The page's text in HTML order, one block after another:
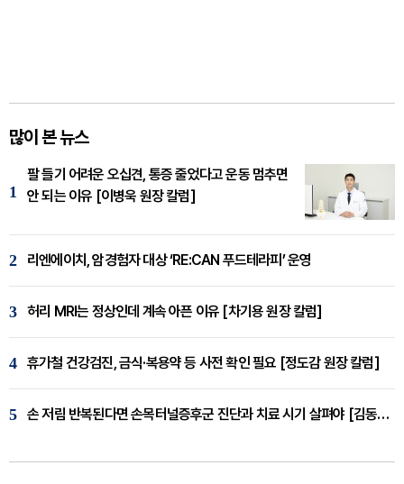
많이 본 뉴스
1
팔 들기 어려운 오십견, 통증 줄었다고 운동 멈추면
안 되는 이유 [이병욱 원장 칼럼]
2 리엔에이치, 암경험자 대상 ‘RE:CAN 푸드테라피’ 운영
3 허리 MRI는 정상인데 계속 아픈 이유 [차기용 원장 칼럼]
4 휴가철 건강검진, 금식·복용약 등 사전 확인 필요 [정도감 원장 칼럼]
5 손 저림 반복된다면 손목터널증후군 진단과 치료 시기 살펴야 [김동현 원장 칼럼]